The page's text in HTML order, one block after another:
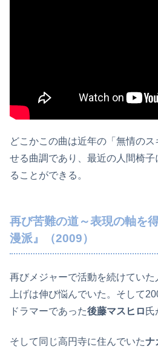
どこかこの曲は近年の「無情の
せる曲調であり、最近の人間椅
ることができる。
再び苦難の道～表現の軸を
漫派』（2009）
再びメジャーで活動を続けていた
上げは伸び悩んでいた。そして
ドラマーであった後藤マスヒロ 氏
そして同じ高円寺に住んでいたナ